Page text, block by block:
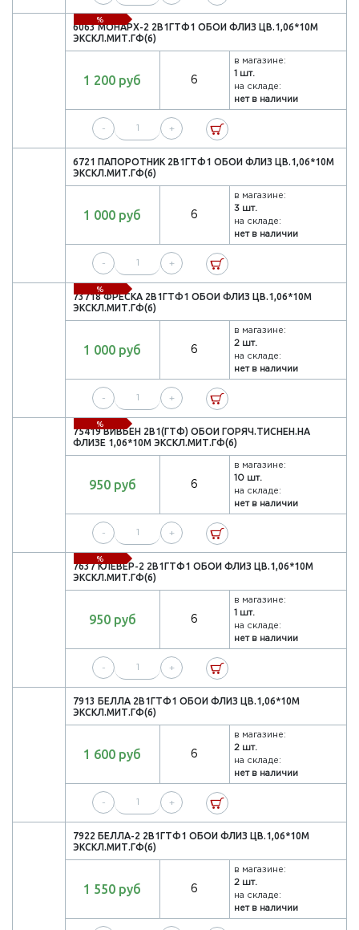
%
6063 МОНАРХ-2 2В1ГТФ1 ОБОИ ФЛИЗ ЦВ.1,06*10М
ЭКСКЛ.МИТ.ГФ(6)
1 200 руб 6
в магазине:
1 шт.
на складе:
нет в наличии
- +
6721 ПАПОРОТНИК 2В1ГТФ1 ОБОИ ФЛИЗ ЦВ.1,06*10М
ЭКСКЛ.МИТ.ГФ(6)
1 000 руб 6
в магазине:
3 шт.
на складе:
нет в наличии
- +
%
73718 ФРЕСКА 2В1ГТФ1 ОБОИ ФЛИЗ ЦВ.1,06*10М
ЭКСКЛ.МИТ.ГФ(6)
1 000 руб 6
в магазине:
2 шт.
на складе:
нет в наличии
- +
%
75419 ВИВЬЕН 2В1(ГТФ) ОБОИ ГОРЯЧ.ТИСНЕН.НА
ФЛИЗЕ 1,06*10М ЭКСКЛ.МИТ.ГФ(6)
950 руб 6
в магазине:
10 шт.
на складе:
нет в наличии
- +
%
7637 КЛЕВЕР-2 2В1ГТФ1 ОБОИ ФЛИЗ ЦВ.1,06*10М
ЭКСКЛ.МИТ.ГФ(6)
950 руб 6
в магазине:
1 шт.
на складе:
нет в наличии
- +
7913 БЕЛЛА 2В1ГТФ1 ОБОИ ФЛИЗ ЦВ.1,06*10М
ЭКСКЛ.МИТ.ГФ(6)
1 600 руб 6
в магазине:
2 шт.
на складе:
нет в наличии
- +
7922 БЕЛЛА-2 2В1ГТФ1 ОБОИ ФЛИЗ ЦВ.1,06*10М
ЭКСКЛ.МИТ.ГФ(6)
1 550 руб 6
в магазине:
2 шт.
на складе:
нет в наличии